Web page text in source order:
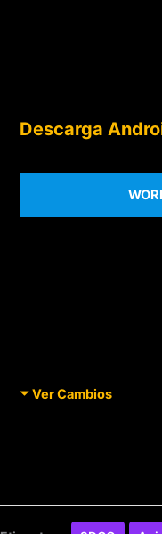
Descarga
Ver Cambios